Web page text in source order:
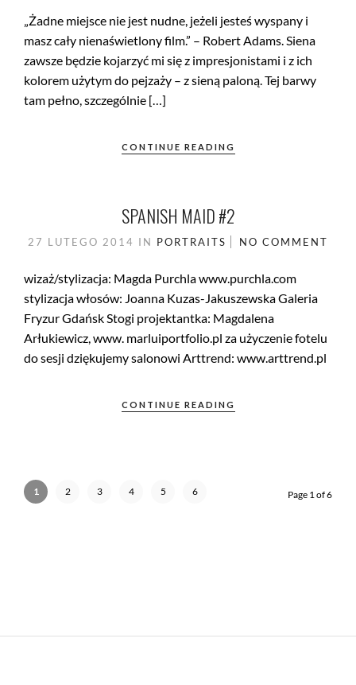
„Żadne miejsce nie jest nudne, jeżeli jesteś wyspany i
masz cały nienaświetlony film.” – Robert Adams. Siena
zawsze będzie kojarzyć mi się z impresjonistami i z ich
kolorem użytym do pejzaży – z sieną paloną. Tej barwy
tam pełno, szczególnie […]
CONTINUE READING
SPANISH MAID #2
27 LUTEGO 2014 IN PORTRAITS NO COMMENT
wizaż/stylizacja: Magda Purchla www.purchla.com
stylizacja włosów: Joanna Kuzas-Jakuszewska Galeria
Fryzur Gdańsk Stogi projektantka: Magdalena
Arłukiewicz, www. marluiportfolio.pl za użyczenie fotelu
do sesji dziękujemy salonowi Arttrend: www.arttrend.pl
CONTINUE READING
1 2 3 4 5 6 Page 1 of 6